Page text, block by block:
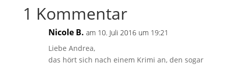
1 Kommentar
Nicole B. am 10. Juli 2016 um 19:21
Liebe Andrea,
das hört sich nach einem Krimi an, den sogar